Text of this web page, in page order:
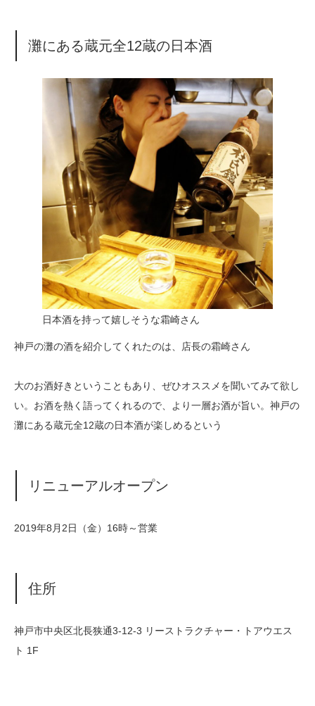
灘にある蔵元全12蔵の日本酒
日本酒を持って嬉しそうな霜崎さん
神戸の灘の酒を紹介してくれたのは、店長の霜崎さん
大のお酒好きということもあり、ぜひオススメを聞いてみて欲し
い。お酒を熱く語ってくれるので、より一層お酒が旨い。神戸の
灘にある蔵元全12蔵の日本酒が楽しめるという
リニューアルオープン
2019年8月2日（金）16時～営業
住所
神戸市中央区北長狭通3-12-3 リーストラクチャー・トアウエス
ト 1F